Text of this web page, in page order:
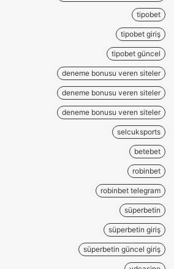
tipobet
tipobet giriş
tipobet güncel
deneme bonusu veren siteler
deneme bonusu veren siteler
deneme bonusu veren siteler
selcuksports
betebet
robinbet
robinbet telegram
süperbetin
süperbetin giriş
süperbetin güncel giriş